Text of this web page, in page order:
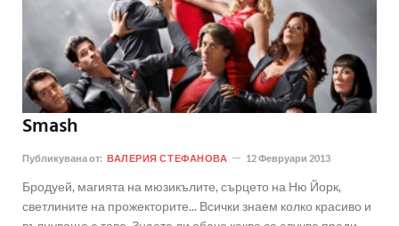
Smash
Публикувана от: ВАЛЕРИЯ СТЕФАНОВА 12 Февруари 2013
Бродуей, магията на мюзикълите, сърцето на Ню Йорк,
светлините на прожекторите... Всички знаем колко красиво и